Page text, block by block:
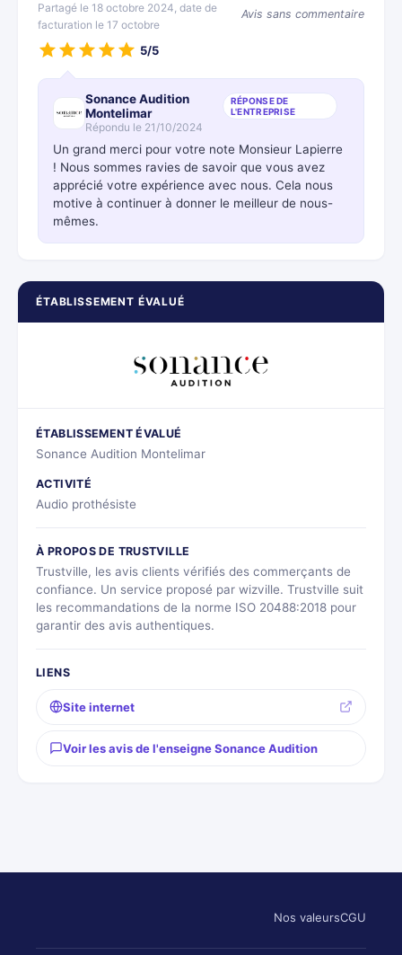
ÉTABLISSEMENT ÉVALUÉ
ÉTABLISSEMENT ÉVALUÉ
Sonance Audition Montelimar
ACTIVITÉ
Audio prothésiste
À PROPOS DE TRUSTVILLE
Trustville, les avis clients vérifiés des commerçants de
confiance. Un service proposé par wizville. Trustville suit
les recommandations de la norme ISO 20488:2018 pour
garantir des avis authentiques.
LIENS
Site internet
Voir les avis de l'enseigne Sonance Audition
Partagé le 18 octobre 2024, date de
facturation le 17 octobre
Avis sans commentaire
5/5
Sonance Audition
Montelimar
RÉPONSE DE
L'ENTREPRISE
Répondu le 21/10/2024
Un grand merci pour votre note Monsieur Lapierre
! Nous sommes ravies de savoir que vous avez
apprécié votre expérience avec nous. Cela nous
motive à continuer à donner le meilleur de nous-
mêmes.
Nos valeursCGU